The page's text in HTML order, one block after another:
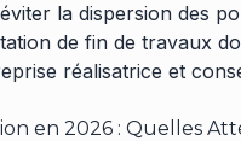
la dispersion des
de fin de travaux
réalisatrice et
en 2026 : Quelles